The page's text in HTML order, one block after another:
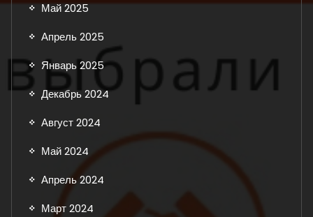
Май 2025
Апрель 2025
Январь 2025
Декабрь 2024
Август 2024
Май 2024
Апрель 2024
Март 2024